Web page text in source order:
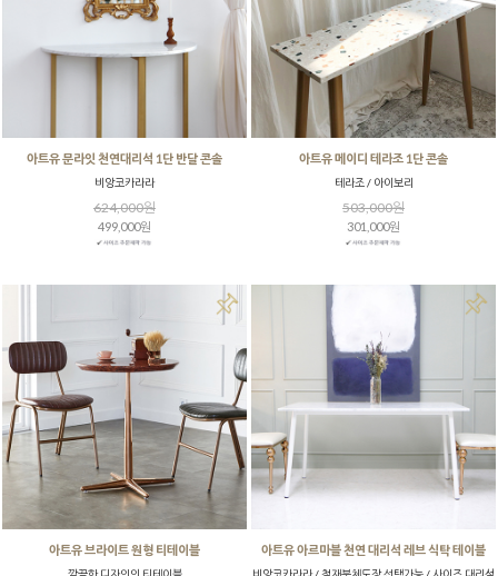
아트유 문라잇 천연대리석 1단 반달 콘솔
비앙코카라라
624,000원
499,000원
아트유 메이디 테라조 1단 콘솔
테라조 / 아이보리
503,000원
301,000원
아트유 브라이트 원형 티테이블 아트유 아르마블 천연 대리석 레브 식탁 테이블